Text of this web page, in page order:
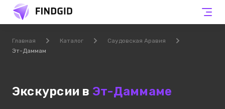
Главная Каталог
Саудовская Аравия
Эт-Даммам
Экскурсии в Эт-Даммаме